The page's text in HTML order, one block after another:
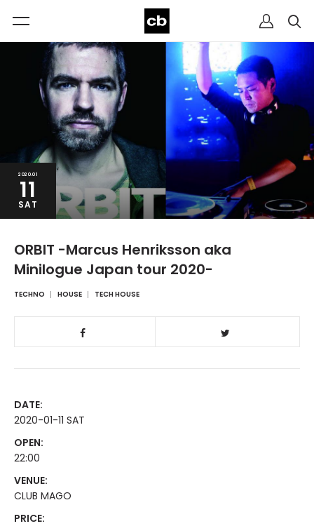
2020.01
11
SAT
ORBIT -Marcus Henriksson aka
Minilogue Japan tour 2020-
TECHNO HOUSE TECH HOUSE
DATE:
2020-01-11 SAT
OPEN:
22:00
VENUE:
CLUB MAGO
PRICE: